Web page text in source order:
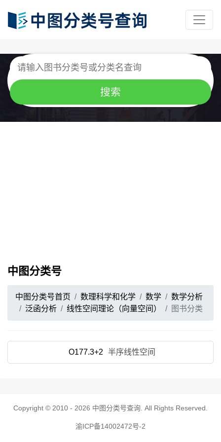
中图分类号
中图分类号首页 数理科学和化学 数学
数学分析
泛函分析
线性空间理论（向量空间） 图书分类
O177.3+2 半序线性空间
Copyright © 2010 - 2026 中图分类号查询 . All Rights Reserved.
渝ICP备14002472号-2